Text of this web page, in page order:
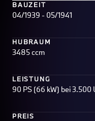
BAUZEIT
04/1939 - 05/1941
HUBRAUM
3485 ccm
LEISTUNG
90 PS (66 kW) bei 3.500
PREIS